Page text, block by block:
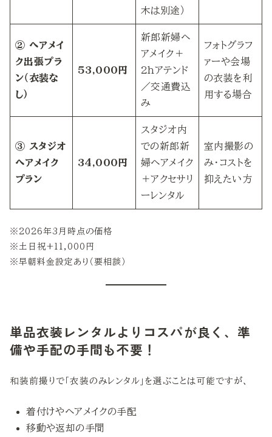
木は別途）
② ヘアメイ
ク出張プラ
ン（衣装な
し）
53,000円
新郎新婦ヘ
アメイク＋
2hアテンド
／交通費込
み
フォトグラフ
ァーや会場
の衣装を利
用する場合
③ スタジオ
ヘアメイク
プラン
34,000円
スタジオ内
での新郎新
婦ヘアメイク
＋アクセサリ
ーレンタル
室内撮影の
み・コストを
抑えたい方
※2026年3月時点の価格
※土日祝+11,000円
※早朝料金設定あり（要相談）
単品衣装レンタルよりコスパが良く、準
備や手配の手間も不要！
和装前撮りで「衣装のみレンタル」を選ぶことは可能ですが、
着付けやヘアメイクの手配
移動や返却の手間